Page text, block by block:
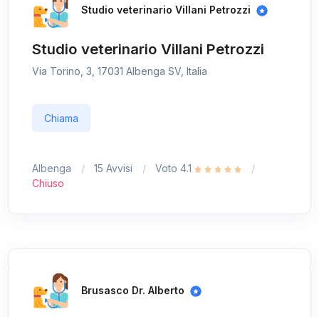
Studio veterinario Villani Petrozzi
Studio veterinario Villani Petrozzi
Via Torino, 3, 17031 Albenga SV, Italia
Chiama
Albenga 15 Avvisi
Voto 4.1
Chiuso
Brusasco Dr. Alberto